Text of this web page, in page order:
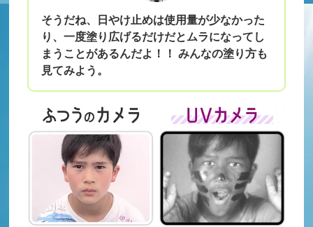
そうだね、日やけ止めは使用量が少なかった
り、一度塗り広げるだけだとムラになってし
まうことがあるんだよ！！ みんなの塗り方も
見てみよう。